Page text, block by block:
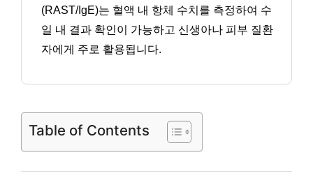
(RAST/IgE)는 혈액 내 항체 수치를 측정하여 수
일 내 결과 확인이 가능하고 신생아나 피부 질환
자에게 주로 활용됩니다.
Table of Contents